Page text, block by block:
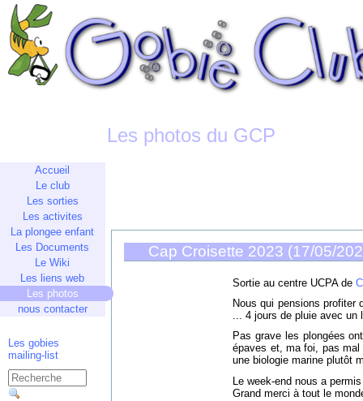
Les photos du GCP
Accueil
Le club
Les sorties
Les activites
La plongee enfant
Les Documents
Le Wiki
Les liens web
Les photos
nous contacter
Les gobies
mailing-list
Cap Croisette 2023 (17/05/
Sortie au centre UCPA de
Nous qui pensions profiter
... 4 jours de pluie avec un
Pas grave les plongées
épaves et, ma foi, pas
une biologie marine plutôt
Le week-end nous a
Grand merci à tout le